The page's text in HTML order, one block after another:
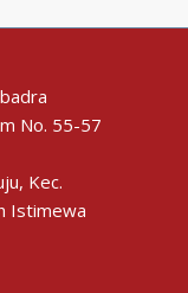
No. 55-57
Kec.
Istimewa